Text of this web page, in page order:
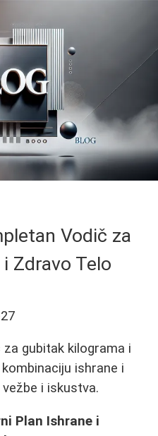
Vodič za
Zdravo Telo
gubitak kilograma i
ishrane i
i iskustva.
Plan Ishrane i